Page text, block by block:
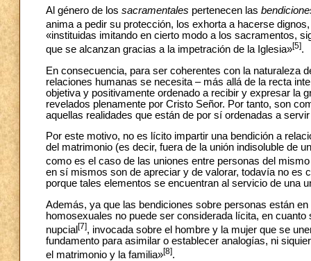
Al género de los sacramentales pertenecen las
anima a pedir su protección, los exhorta a hacerse
«instituidas imitando en cierto modo a los sacramentos,
que se alcanzan gracias a la impetración de la Iglesia»[5].
En consecuencia, para ser coherentes con la naturaleza
relaciones humanas se necesita – más allá de la recta
objetiva y positivamente ordenado a recibir y expresar la
revelados plenamente por Cristo Señor. Por tanto, son
aquellas realidades que están de por sí ordenadas a
Por este motivo, no es lícito impartir una bendición a
del matrimonio (es decir, fuera de la unión indisoluble de
como es el caso de las uniones entre personas del
en sí mismos son de apreciar y de valorar, todavía no es
porque tales elementos se encuentran al servicio de una
Además, ya que las bendiciones sobre personas están
homosexuales no puede ser considerada lícita, en
nupcial [7], invocada sobre el hombre y la mujer que se
fundamento para asimilar o establecer analogías, ni
el matrimonio y la familia»[8].